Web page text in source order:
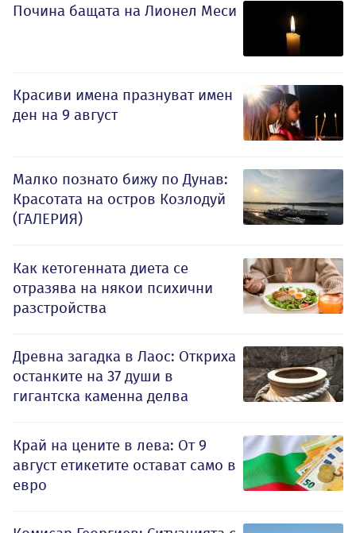
Почина бащата на Лионел Меси
Красиви имена празнуват имен
ден на 9 август
Малко познато бижу по Дунав:
Красотата на остров Козлодуй
(ГАЛЕРИЯ)
Как кетогенната диета се
отразява на някои психични
разстройства
Древна загадка в Лаос: Откриха
останките на 37 души в
гигантска каменна делва
Край на цените в лева: От 9
август етикетите остават само в
евро